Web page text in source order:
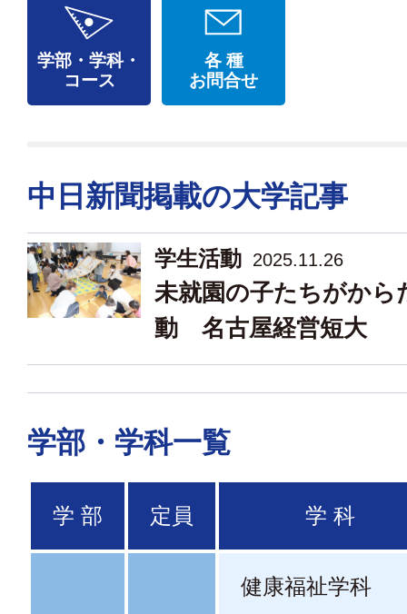
学部・学科・
コース
各 種
お問合せ
中日新聞掲載の大学記事
学生活動 2025.11.26
未就園の子たちがから
動 名古屋経営短大
学部・学科一覧
学 部 定員 学 科
健康福祉学科